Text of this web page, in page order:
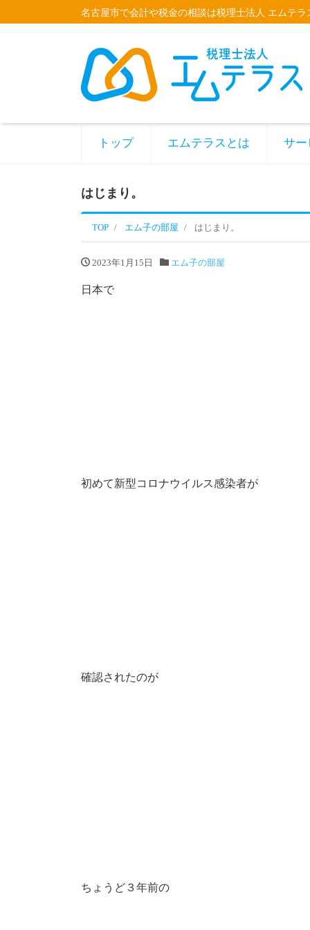
名古屋市で会計や税金の相談は税理士法人 エムテラ
トップ エムテラスとは サー
はじまり。
TOP エム子の部屋 はじまり。
2023年1月15日 エム子の部屋
日本で
初めて新型コロナウイルス感染者が
確認されたのが
ちょうど３年前の